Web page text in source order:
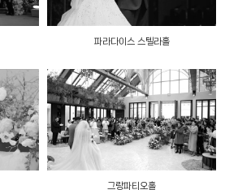
파라다이스 스텔라홀
그랑파티오홀